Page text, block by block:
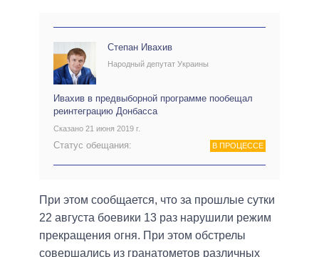
Степан Ивахив
Народный депутат Украины
Ивахив в предвыборной программе пообещал
реинтеграцию Донбасса
Сказано 21 июня 2019 г.
Статус обещания: В ПРОЦЕССЕ
При этом сообщается, что за прошлые сутки
22 августа боевики 13 раз нарушили режим
прекращения огня. При этом обстрелы
совершались из гранатометов различных